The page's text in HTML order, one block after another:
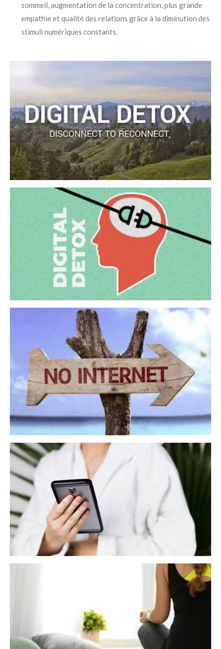
sommeil, augmentation de la concentration, plus grande
empathie et qualité des relations grâce à la diminution des
stimuli numériques constants.